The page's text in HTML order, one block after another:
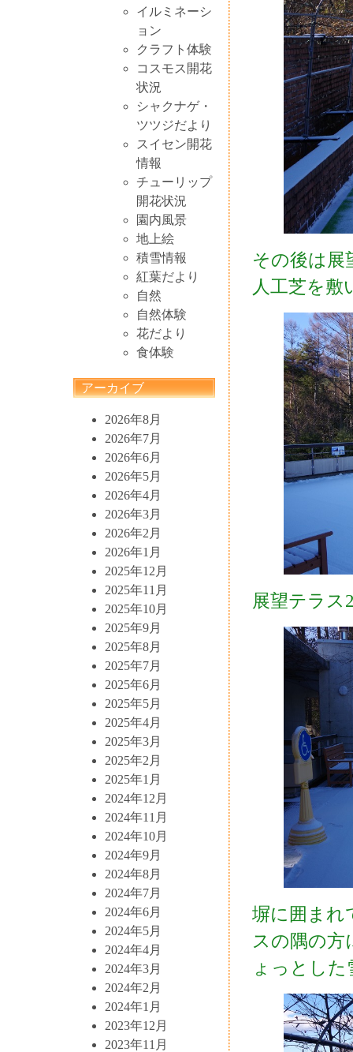
イルミネーシ
ョン
クラフト体験
コスモス開花
状況
シャクナゲ・
ツツジだより
スイセン開花
情報
チューリップ
開花状況
園内風景
地上絵
積雪情報
紅葉だより
自然
自然体験
花だより
食体験
アーカイブ
2026年8月
2026年7月
2026年6月
2026年5月
2026年4月
2026年3月
2026年2月
2026年1月
2025年12月
2025年11月
2025年10月
2025年9月
2025年8月
2025年7月
2025年6月
2025年5月
2025年4月
2025年3月
2025年2月
2025年1月
2024年12月
2024年11月
2024年10月
2024年9月
2024年8月
2024年7月
2024年6月
2024年5月
2024年4月
2024年3月
2024年2月
2024年1月
2023年12月
2023年11月
その後は展
人工芝を敷
展望テラス
塀に囲まれ
スの隅の方
ょっとし